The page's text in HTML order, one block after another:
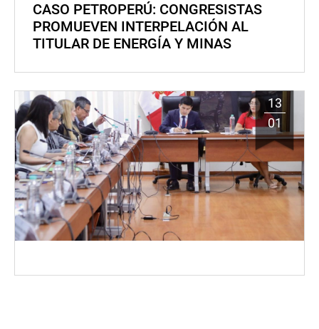
CASO PETROPERÚ: CONGRESISTAS
PROMUEVEN INTERPELACIÓN AL
TITULAR DE ENERGÍA Y MINAS
13
01